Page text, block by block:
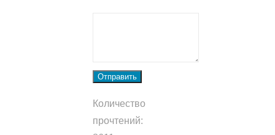
Отправить
Количество
прочтений: